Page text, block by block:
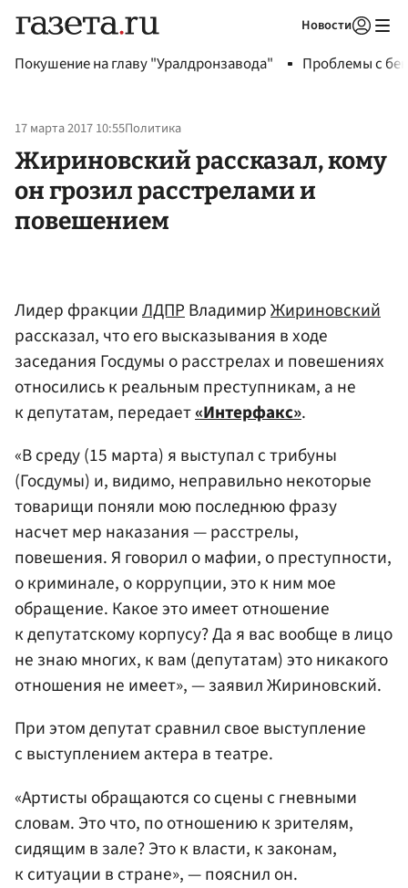
Новости
Покушение на главу "Уралдронзавода" Проблемы с
17 марта 2017 10:55Политика
Жириновский рассказал, кому
он грозил расстрелами и
повешением
Лидер фракцииЛДПРВладимирЖириновский
рассказал, что его высказывания в ходе
заседания Госдумы о расстрелах и повешениях
относились к реальным преступникам, а не
к депутатам, передает«Интерфакс».
«В среду (15 марта) я выступал с трибуны
(Госдумы) и, видимо, неправильно некоторые
товарищи поняли мою последнюю фразу
насчет мер наказания — расстрелы,
повешения. Я говорил о мафии, о преступности,
о криминале, о коррупции, это к ним мое
обращение. Какое это имеет отношение
к депутатскому корпусу? Да я вас вообще в лицо
не знаю многих, к вам (депутатам) это никакого
отношения не имеет», — заявил Жириновский.
При этом депутат сравнил свое выступление
с выступлением актера в театре.
«Артисты обращаются со сцены с гневными
словам. Это что, по отношению к зрителям,
сидящим в зале? Это к власти, к законам,
к ситуации в стране», — пояснил он.